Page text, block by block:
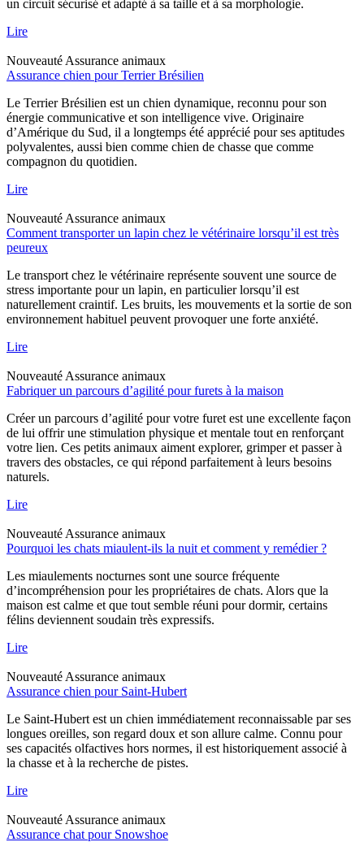
un circuit sécurisé et adapté à sa taille et à sa morphologie.
Lire
Nouveauté Assurance animaux
Assurance chien pour Terrier Brésilien
Le Terrier Brésilien est un chien dynamique, reconnu pour son
énergie communicative et son intelligence vive. Originaire
d’Amérique du Sud, il a longtemps été apprécié pour ses aptitudes
polyvalentes, aussi bien comme chien de chasse que comme
compagnon du quotidien.
Lire
Nouveauté Assurance animaux
Comment transporter un lapin chez le vétérinaire lorsqu’il est très
peureux
Le transport chez le vétérinaire représente souvent une source de
stress importante pour un lapin, en particulier lorsqu’il est
naturellement craintif. Les bruits, les mouvements et la sortie de son
environnement habituel peuvent provoquer une forte anxiété.
Lire
Nouveauté Assurance animaux
Fabriquer un parcours d’agilité pour furets à la maison
Créer un parcours d’agilité pour votre furet est une excellente façon
de lui offrir une stimulation physique et mentale tout en renforçant
votre lien. Ces petits animaux aiment explorer, grimper et passer à
travers des obstacles, ce qui répond parfaitement à leurs besoins
naturels.
Lire
Nouveauté Assurance animaux
Pourquoi les chats miaulent-ils la nuit et comment y remédier ?
Les miaulements nocturnes sont une source fréquente
d’incompréhension pour les propriétaires de chats. Alors que la
maison est calme et que tout semble réuni pour dormir, certains
félins deviennent soudain très expressifs.
Lire
Nouveauté Assurance animaux
Assurance chien pour Saint-Hubert
Le Saint-Hubert est un chien immédiatement reconnaissable par ses
longues oreilles, son regard doux et son allure calme. Connu pour
ses capacités olfactives hors normes, il est historiquement associé à
la chasse et à la recherche de pistes.
Lire
Nouveauté Assurance animaux
Assurance chat pour Snowshoe